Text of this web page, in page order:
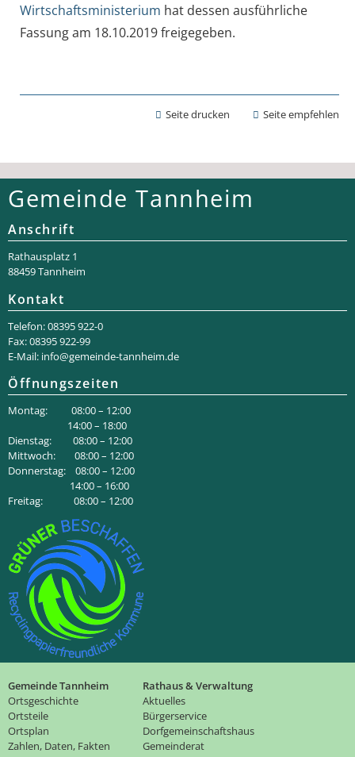
Wirtschaftsministerium hat dessen ausführliche
Fassung am 18.10.2019 freigegeben.
Seite drucken Seite empfehlen
Gemeinde Tannheim
Anschrift
Rathaus­platz 1
88459 Tannheim
Kontakt
Telefon: 08395 922-0
Fax: 08395 922-99
E-Mail: info@gemeinde-tannheim.de
Öffnungszeiten
Montag: 08:00 – 12:00
14:00 – 18:00
Dienstag: 08:00 – 12:00
Mittwoch: 08:00 – 12:00
Donnerstag: 08:00 – 12:00
14:00 – 16:00
Freitag: 08:00 – 12:00
Gemeinde Tannheim
Ortsgeschichte
Ortsteile
Ortsplan
Zahlen, Daten, Fakten
Rathaus & Verwaltung
Aktuelles
Bürgerservice
Dorfgemeinschaftshaus
Gemeinderat